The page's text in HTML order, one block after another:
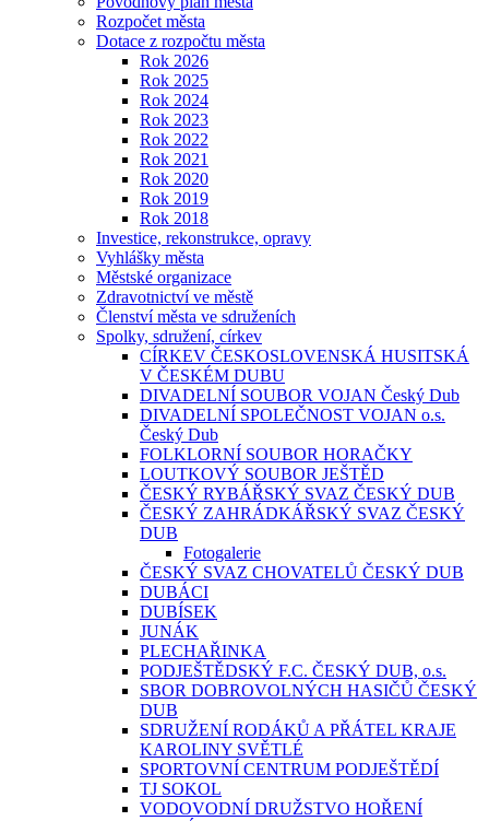
Rozpočet města
Dotace z rozpočtu města
Rok 2026
Rok 2025
Rok 2024
Rok 2023
Rok 2022
Rok 2021
Rok 2020
Rok 2019
Rok 2018
Investice, rekonstrukce, opravy
Vyhlášky města
Městské organizace
Zdravotnictví ve městě
Členství města ve sdruženích
Spolky, sdružení, církev
CÍRKEV ČESKOSLOVENSKÁ HUSITSKÁ
V ČESKÉM DUBU
DIVADELNÍ SOUBOR VOJAN Český Dub
DIVADELNÍ SPOLEČNOST VOJAN o.s.
Český Dub
FOLKLORNÍ SOUBOR HORAČKY
LOUTKOVÝ SOUBOR JEŠTĚD
ČESKÝ RYBÁŘSKÝ SVAZ ČESKÝ DUB
ČESKÝ ZAHRÁDKÁŘSKÝ SVAZ ČESKÝ
DUB
Fotogalerie
ČESKÝ SVAZ CHOVATELŮ ČESKÝ DUB
DUBÁCI
DUBÍSEK
JUNÁK
PLECHAŘINKA
PODJEŠTĚDSKÝ F.C. ČESKÝ DUB, o.s.
SBOR DOBROVOLNÝCH HASIČŮ ČESKÝ
DUB
SDRUŽENÍ RODÁKŮ A PŘÁTEL KRAJE
KAROLINY SVĚTLÉ
SPORTOVNÍ CENTRUM PODJEŠTĚDÍ
TJ SOKOL
VODOVODNÍ DRUŽSTVO HOŘENÍ